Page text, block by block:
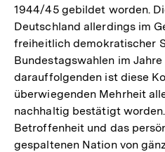
1944/45 gebildet worden.
Deutschland allerdings im
freiheitlich demokratischer
Bundestagswahlen im
darauffolgenden ist diese
überwiegenden Mehrheit
nachhaltig bestätigt
Betroffenheit und das
gespaltenen Nation von